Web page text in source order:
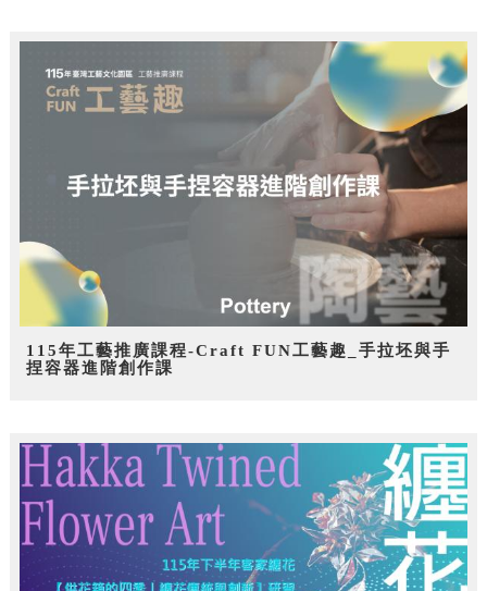
115年工藝推廣課程-Craft FUN工藝趣_手拉坯與手
捏容器進階創作課